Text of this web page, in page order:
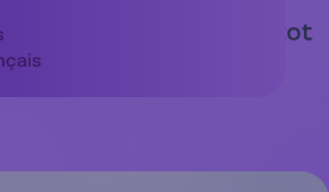
in sales & office tot
flexijobs.